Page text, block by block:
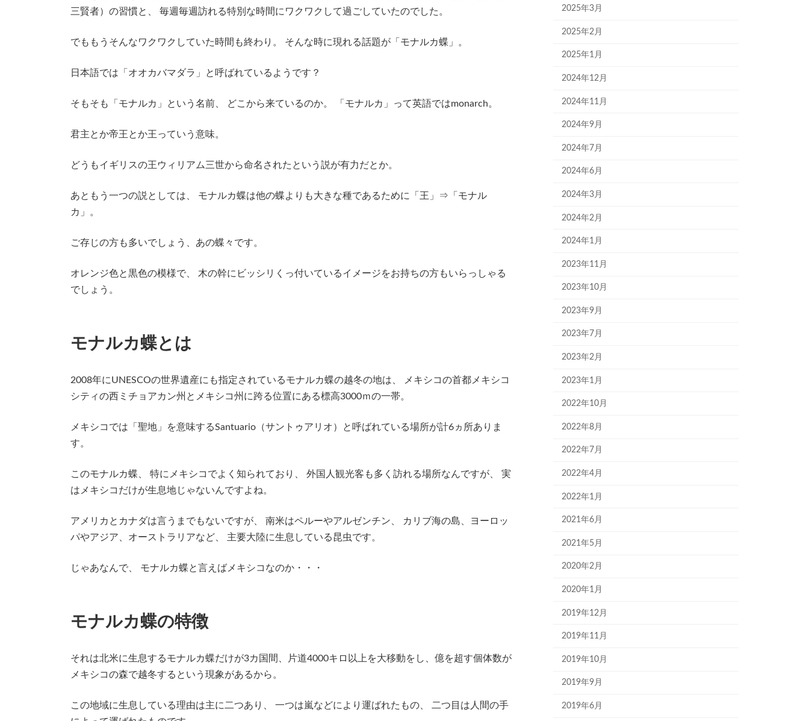
三賢者）の習慣と、 毎週毎週訪れる特別な時間にワクワクして過ごしていたのでした。
でももうそんなワクワクしていた時間も終わり。 そんな時に現れる話題が「モナルカ蝶」。
日本語では「オオカバマダラ」と呼ばれているようです？
そもそも「モナルカ」という名前、 どこから来ているのか。 「モナルカ」って英語ではmonarch。
君主とか帝王とか王っていう意味。
どうもイギリスの王ウィリアム三世から命名されたという説が有力だとか。
あともう一つの説としては、 モナルカ蝶は他の蝶よりも大きな種であるために「王」⇒「モナル
カ」。
ご存じの方も多いでしょう、あの蝶々です。
オレンジ色と黒色の模様で、 木の幹にビッシリくっ付いているイメージをお持ちの方もいらっしゃる
でしょう。
モナルカ蝶とは
2008年にUNESCOの世界遺産にも指定されているモナルカ蝶の越冬の地は、 メキシコの首都メキシコ
シティの西ミチョアカン州とメキシコ州に跨る位置にある標高3000ｍの一帯。
メキシコでは「聖地」を意味するSantuario（サントゥアリオ）と呼ばれている場所が計6ヵ所ありま
す。
このモナルカ蝶、 特にメキシコでよく知られており、 外国人観光客も多く訪れる場所なんですが、 実
はメキシコだけが生息地じゃないんですよね。
アメリカとカナダは言うまでもないですが、 南米はペルーやアルゼンチン、 カリブ海の島、ヨーロッ
パやアジア、オーストラリアなど、 主要大陸に生息している昆虫です。
じゃあなんで、 モナルカ蝶と言えばメキシコなのか・・・
モナルカ蝶の特徴
それは北米に生息するモナルカ蝶だけが3カ国間、片道4000キロ以上を大移動をし、億を超す個体数が
メキシコの森で越冬するという現象があるから。
この地域に生息している理由は主に二つあり、 一つは嵐などにより運ばれたもの、 二つ目は人間の手
2025年3月
2025年2月
2025年1月
2024年12月
2024年11月
2024年9月
2024年7月
2024年6月
2024年3月
2024年2月
2024年1月
2023年11月
2023年10月
2023年9月
2023年7月
2023年2月
2023年1月
2022年10月
2022年8月
2022年7月
2022年4月
2022年1月
2021年6月
2021年5月
2020年2月
2020年1月
2019年12月
2019年11月
2019年10月
2019年9月
2019年6月